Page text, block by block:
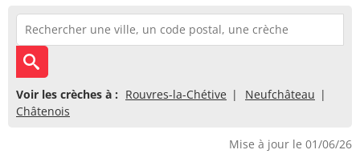
Voir les crèches à : Rouvres-la-Chétive
Neufchâteau
Châtenois
Mise à jour le 01/06/26